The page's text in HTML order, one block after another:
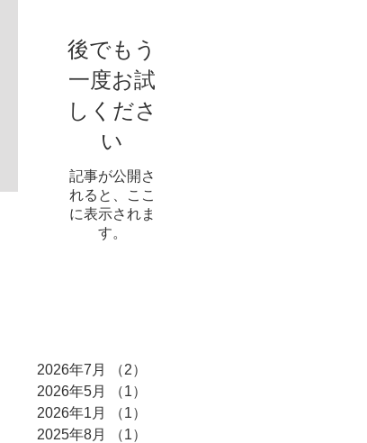
後でもう
一度お試
しくださ
い
記事が公開さ
れると、ここ
に表示されま
す。
2026年7月 （2）
2026年5月
（1）
2026年1月
（1）
2025年8月
（1）